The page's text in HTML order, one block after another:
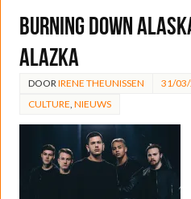
Burning Down
ALAZKA
DOOR IRENE THEUNISSEN
31/03/
CULTURE NIEUWS